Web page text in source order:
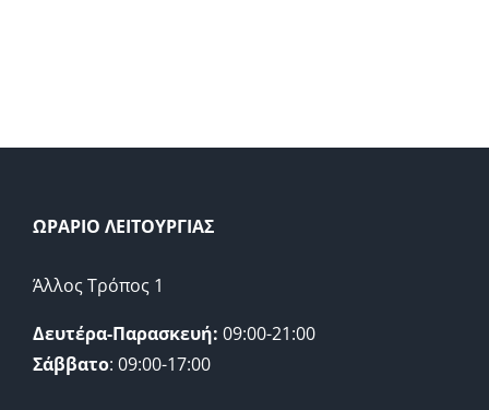
ΩΡΑΡΙΟ ΛΕΙΤΟΥΡΓΙΑΣ
Άλλος Τρόπος 1
Δευτέρα-Παρασκευή: 09:00-21:00
Σάββατο: 09:00-17:00